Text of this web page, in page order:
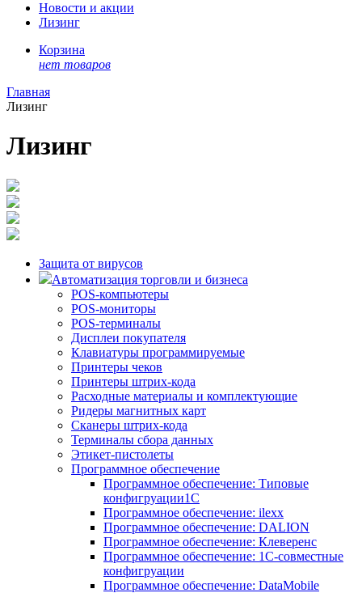
Новости и акции
Лизинг
Корзина
нет товаров
Главная
Лизинг
Лизинг
Защита от вирусов
Автоматизация торговли и бизнеса
POS-компьютеры
POS-мониторы
POS-терминалы
Дисплеи покупателя
Клавиатуры программируемые
Принтеры чеков
Принтеры штрих-кода
Расходные материалы и комплектующие
Ридеры магнитных карт
Сканеры штрих-кода
Терминалы сбора данных
Этикет-пистолеты
Программное обеспечение
Программное обеспечение: Типовые
конфигруации1С
Программное обеспечение: ilexx
Программное обеспечение: DALION
Программное обеспечение: Клеверенс
Программное обеспечение: 1С-совместные
конфигруации
Программное обеспечение: DataMobile